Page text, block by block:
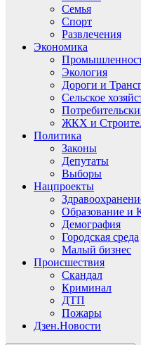
Семья
Спорт
Развлечения
Экономика
Экология
Дороги и
Сельское
ЖКХ и
Политика
Законы
Депутаты
Выборы
Нацпроекты
Образование и
Демография
Городская среда
Малый бизнес
Происшествия
Скандал
Криминал
ДТП
Пожары
Дзен.Новости